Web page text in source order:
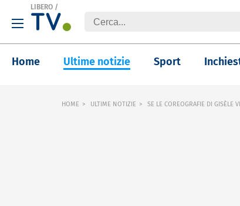
LIBERO /
Home Ultime notizie Sport
HOME ULTIME NOTIZIE SE LE COREOGRAFIE DI GISÈLE